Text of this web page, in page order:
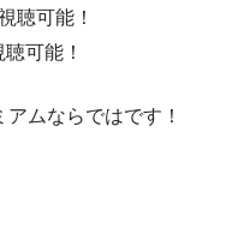
聴可能！
可能！
ムならではです！